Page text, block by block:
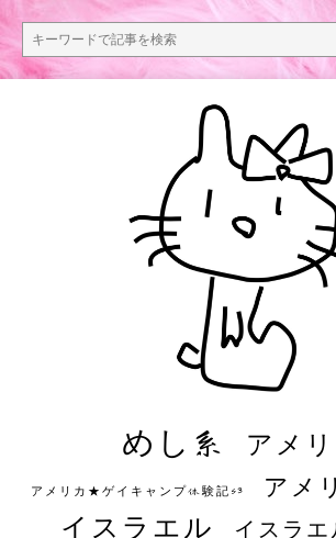
めし系 アメリ
アメリカ★ゲイキャンプ体験記S3 アメ
イスラエル イスラエ